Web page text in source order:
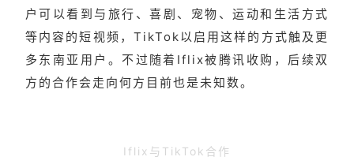
户可以看到与旅行、喜剧、宠物、运动和生活方式
等内容的短视频，TikTok以启用这样的方式触及更
多东南亚用户。不过随着Iflix被腾讯收购，后续双
方的合作会走向何方目前也是未知数。
Iflix与TikTok合作